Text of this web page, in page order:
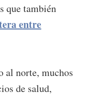
que también
entre
al norte, muchos
de salud,